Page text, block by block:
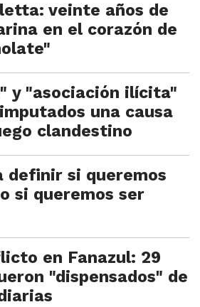
veinte años de
en el corazón de
y "asociación ilícita"
una causa
clandestino
definir si queremos
si queremos ser
en Fanazul: 29
"dispensados" de